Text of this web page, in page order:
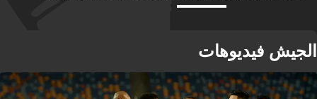
الجيش فيديوهات